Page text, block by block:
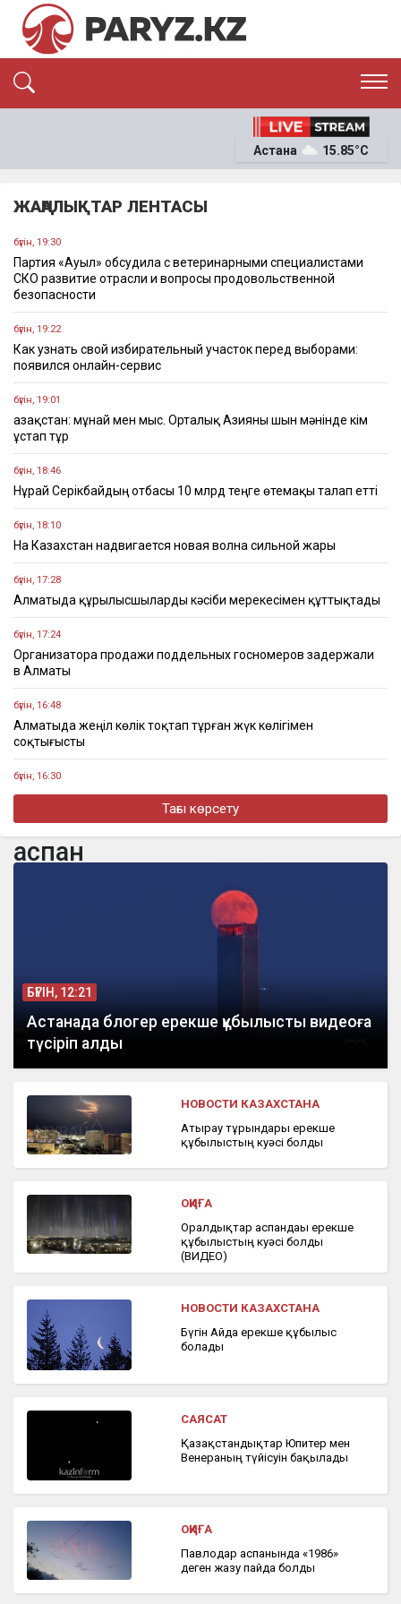
ЭКОНОМИКА
ОҚИҒА
Астана 15.85°C
ЖАҢАЛЫҚТАР ЛЕНТАСЫ
бүгін, 19:30
Партия «Ауыл» обсудила с ветеринарными специалистами
СКО развитие отрасли и вопросы продовольственной
безопасности
бүгін, 19:22
Как узнать свой избирательный участок перед выборами:
появился онлайн-сервис
бүгін, 19:01
Қазақстан: мұнай мен мыс. Орталық Азияны шын мәнінде кім
ұстап тұр
бүгін, 18:46
Нұрай Серікбайдың отбасы 10 млрд теңге өтемақы талап етті
бүгін, 18:10
На Казахстан надвигается новая волна сильной жары
бүгін, 17:28
Алматыда құрылысшыларды кәсіби мерекесімен құттықтады
бүгін, 17:24
Организатора продажи поддельных госномеров задержали
в Алматы
бүгін, 16:48
Алматыда жеңіл көлік тоқтап тұрған жүк көлігімен
соқтығысты
бүгін, 16:30
Четыре бронзовые медали завоевали казахстанцы на
бүгін, 16:11
«Әкем радикал емес»: қамаудағы ақсақалдың қызы
Тағы көрсету
аспан
БҮГІН, 12:21
Астанада блогер ерекше құбылысты видеоға
түсіріп алды
НОВОСТИ КАЗАХСТАНА
Атырау тұрғындары ерекше
құбылыстың куәсі болды
ОҚИҒА
Оралдықтар аспандағы ерекше
құбылыстың куәсі болды
(ВИДЕО)
НОВОСТИ КАЗАХСТАНА
Бүгін Айда ерекше құбылыс
болады
САЯСАТ
Қазақстандықтар Юпитер мен
Венераның түйісуін бақылады
ОҚИҒА
Павлодар аспанында «1986»
деген жазу пайда болды